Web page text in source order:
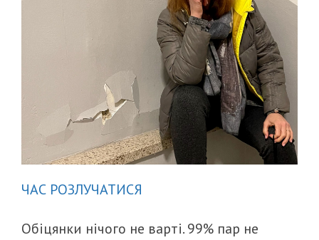
ЧАС РОЗЛУЧАТИСЯ
Обіцянки нічого не варті. 99% пар не